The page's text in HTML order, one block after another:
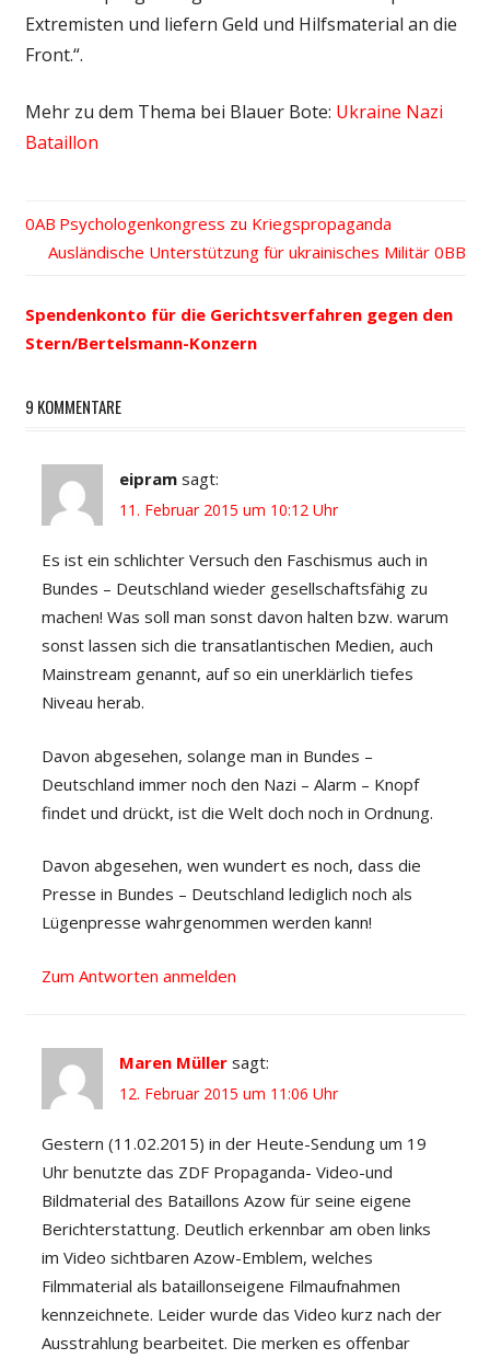
Extremisten und liefern Geld und Hilfsmaterial an die
Front.“.
Mehr zu dem Thema bei Blauer Bote: Ukraine Nazi
Bataillon
Beitrags-
Vorheriger
Beitrag:
Psychologenkongress zu Kriegspropaganda
Nächster
Ausländische Unterstützung für ukrainisches Militär
Spendenkonto für die Gerichtsverfahren gegen den
Stern/Bertelsmann-Konzern
9 KOMMENTARE
eipram sagt:
11. Februar 2015 um 10:12 Uhr
Es ist ein schlichter Versuch den Faschismus auch in
Bundes – Deutschland wieder gesellschaftsfähig zu
machen! Was soll man sonst davon halten bzw. warum
sonst lassen sich die transatlantischen Medien, auch
Mainstream genannt, auf so ein unerklärlich tiefes
Niveau herab.
Davon abgesehen, solange man in Bundes –
Deutschland immer noch den Nazi – Alarm – Knopf
findet und drückt, ist die Welt doch noch in Ordnung.
Davon abgesehen, wen wundert es noch, dass die
Presse in Bundes – Deutschland lediglich noch als
Lügenpresse wahrgenommen werden kann!
Zum Antworten anmelden
Maren Müller sagt:
12. Februar 2015 um 11:06 Uhr
Gestern (11.02.2015) in der Heute-Sendung um 19
Uhr benutzte das ZDF Propaganda- Video-und
Bildmaterial des Bataillons Azow für seine eigene
Berichterstattung. Deutlich erkennbar am oben links
im Video sichtbaren Azow-Emblem, welches
Filmmaterial als bataillonseigene Filmaufnahmen
kennzeichnete. Leider wurde das Video kurz nach der
Ausstrahlung bearbeitet. Die merken es offenbar